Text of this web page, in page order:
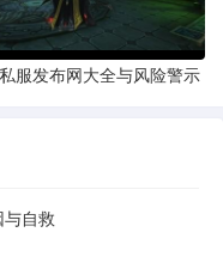
服发布网大全与风险警示
自救